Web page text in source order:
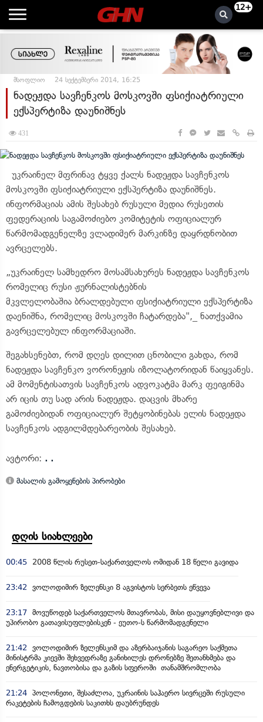
12+
მსოფლიო 24 სექტემბერი 2014, 16:25
ნადეჟდა სავჩენკოს მოსკოვში ფსიქიატრიული
ექსპერტიზა დაუნიშნეს
431
უკრაინელ მფრინავ ტყვე ქალს ნადეჟდა სავჩენკოს
მოსკოვში ფსიქიატრიული ექსპერტიზა დაუნიშნეს.
ინფორმაციას ამის შესახებ რუსული მედია რუსეთის
ფედერაციის საგამოძიებო კომიტეტის ოფიციალურ
წარმომადგენელზე ვლადიმერ მარკინზე დაყრდნობით
ავრცელებს.
„უკრაინელ სამხედრო მოსამსახურეს ნადეჟდა სავჩენკოს
რომელიც რუსი ჟურნალისტებნის
მკვლელობაშია ბრალდებული ფსიქიატრიული ექსპერტიზა
დაენიშნა, რომელიც მოსკოვში ჩატარდება",_ ნათქვამია
გავრცელებულ ინფორმაციაში.
შეგახსენებთ, რომ დღეს დილით ცნობილი გახდა, რომ
ნადეჟდა სავჩენკო ვორონეჟის იზოლატორიდან წაიყვანეს.
ამ მომენტისათვის სავჩენკოს ადვოკატმა მარკ ფეიგინმა
არ იცის თუ სად არის ნადეჟდა. დაცვის მხარე
გამოძიებიდან ოფიციალურ შეტყობინებას ელის ნადეჟდა
სავჩენკოს ადგილმდებარეობის შესახებ.
ავტორი: . .
მასალის გამოყენების პირობები
დღის სიახლეები
00:45 2008 წლის რუსეთ-საქართველოს ომიდან 18 წელი გავიდა
23:42 ვოლოდიმირ ზელენსკი 8 აგვისტოს სერბეთს ეწვევა
23:17 მოვუწოდებ საქართველოს მთავრობას, მისი დაუყოვნებლივი და
უპირობო გათავისუფლებისკენ - ეუთო-ს წარმომადგენელი
21:42
ვოლოდიმირ ზელენსკიმ და აზერბაიჯანის საგარეო საქმეთა
მინისტრმა კიევში შეხვედრაზე განიხილეს დრონებზე შეთანხმება და
ენერგეტიკის, ნავთობისა და გაზის სფეროში თანამშრომლობა
21:24 პოლონეთი, შესაძლოა, უკრაინის საჰაერო სივრცეში რუსული
რაკეტების ჩამოგდების საკითხს დაუბრუნდეს